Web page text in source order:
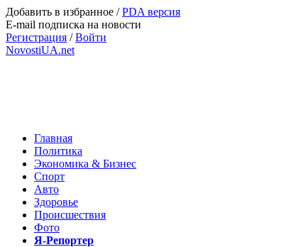
Добавить в избранное /PDA версия
E-mail подписка на новости
Регистрация /Войти
NovostiUA.net
Главная
Политика
Экономика & Бизнес
Спорт
Авто
Здоровье
Происшествия
Фото
Я-Репортер